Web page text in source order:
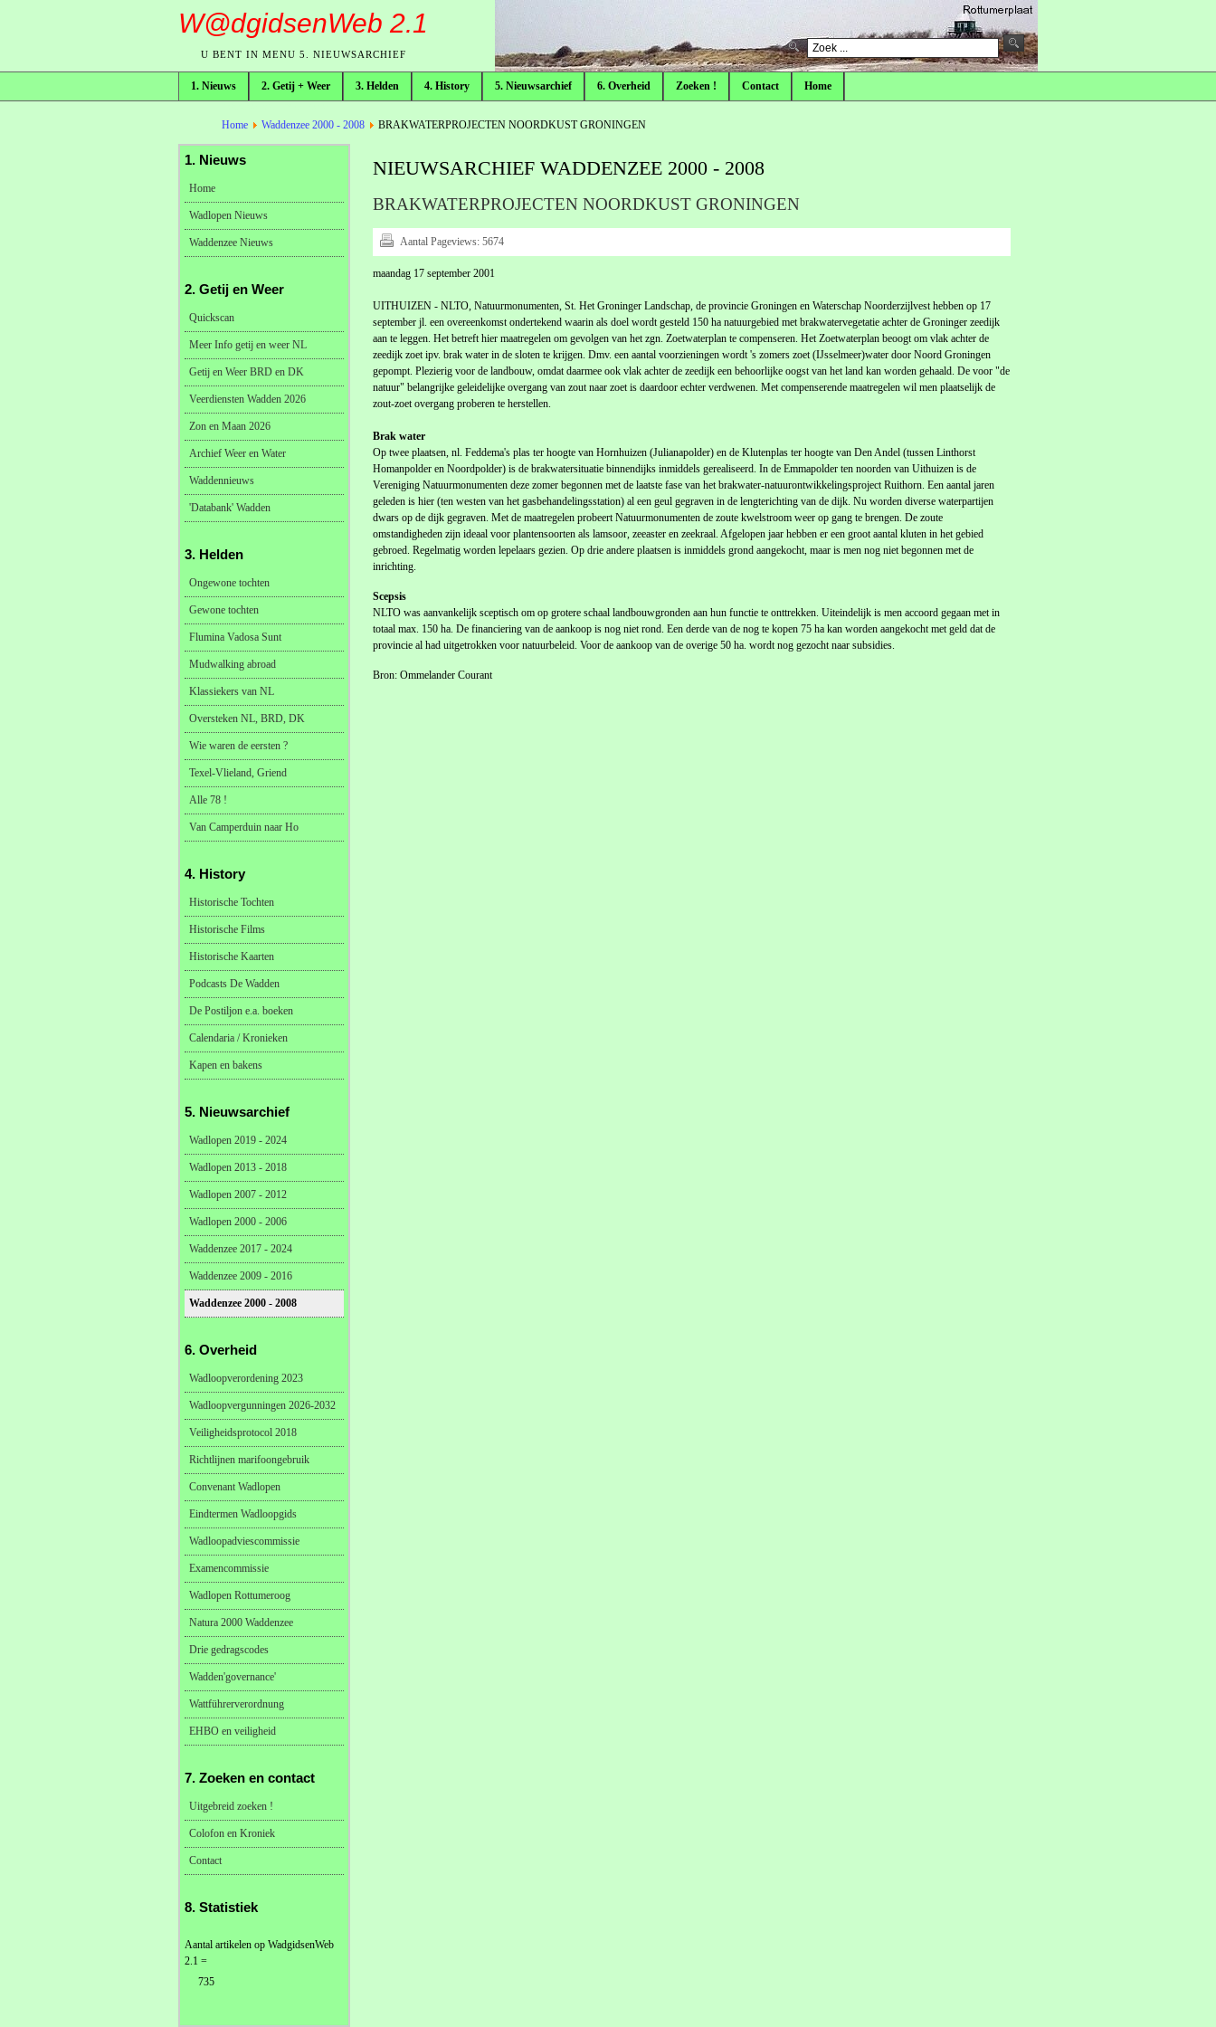
W@dgidsenWeb 2.1
U BENT IN MENU 5. NIEUWSARCHIEF
1. Nieuws 2. Getij + Weer 3. Helden 4. History 5. Nieuwsarchief 6. Overheid Zoeken ! Contact Home
broodkruimelpad
Home Waddenzee 2000 - 2008 BRAKWATERPROJECTEN NOORDKUST GRONINGEN
NIEUWSARCHIEF WADDENZEE 2000 - 2008
BRAKWATERPROJECTEN NOORDKUST GRONINGEN
Aantal Pageviews: 5674
maandag 17 september 2001
UITHUIZEN - NLTO, Natuurmonumenten, St. Het Groninger Landschap, de provincie Groningen en Waterschap Noorderzijlvest hebben op 17
september jl. een overeenkomst ondertekend waarin als doel wordt gesteld 150 ha natuurgebied met brakwatervegetatie achter de Groninger zeedijk
aan te leggen. Het betreft hier maatregelen om gevolgen van het zgn. Zoetwaterplan te compenseren. Het Zoetwaterplan beoogt om vlak achter de
zeedijk zoet ipv. brak water in de sloten te krijgen. Dmv. een aantal voorzieningen wordt 's zomers zoet (IJsselmeer)water door Noord Groningen
gepompt. Plezierig voor de landbouw, omdat daarmee ook vlak achter de zeedijk een behoorlijke oogst van het land kan worden gehaald. De voor "de
natuur" belangrijke geleidelijke overgang van zout naar zoet is daardoor echter verdwenen. Met compenserende maatregelen wil men plaatselijk de
zout-zoet overgang proberen te herstellen.
Brak water
Op twee plaatsen, nl. Feddema's plas ter hoogte van Hornhuizen (Julianapolder) en de Klutenplas ter hoogte van Den Andel (tussen Linthorst
Homanpolder en Noordpolder) is de brakwatersituatie binnendijks inmiddels gerealiseerd. In de Emmapolder ten noorden van Uithuizen is de
Vereniging Natuurmonumenten deze zomer begonnen met de laatste fase van het brakwater-natuurontwikkelingsproject Ruithorn. Een aantal jaren
geleden is hier (ten westen van het gasbehandelingsstation) al een geul gegraven in de lengterichting van de dijk. Nu worden diverse waterpartijen
dwars op de dijk gegraven. Met de maatregelen probeert Natuurmonumenten de zoute kwelstroom weer op gang te brengen. De zoute
omstandigheden zijn ideaal voor plantensoorten als lamsoor, zeeaster en zeekraal. Afgelopen jaar hebben er een groot aantal kluten in het gebied
gebroed. Regelmatig worden lepelaars gezien. Op drie andere plaatsen is inmiddels grond aangekocht, maar is men nog niet begonnen met de
inrichting.
Scepsis
NLTO was aanvankelijk sceptisch om op grotere schaal landbouwgronden aan hun functie te onttrekken. Uiteindelijk is men accoord gegaan met in
totaal max. 150 ha. De financiering van de aankoop is nog niet rond. Een derde van de nog te kopen 75 ha kan worden aangekocht met geld dat de
provincie al had uitgetrokken voor natuurbeleid. Voor de aankoop van de overige 50 ha. wordt nog gezocht naar subsidies.
Bron: Ommelander Courant
1. Nieuws
Home
Wadlopen Nieuws
Waddenzee Nieuws
2. Getij en Weer
Quickscan
Meer Info getij en weer NL
Getij en Weer BRD en DK
Veerdiensten Wadden 2026
Zon en Maan 2026
Archief Weer en Water
Waddennieuws
'Databank' Wadden
3. Helden
Ongewone tochten
Gewone tochten
Flumina Vadosa Sunt
Mudwalking abroad
Klassiekers van NL
Oversteken NL, BRD, DK
Wie waren de eersten ?
Texel-Vlieland, Griend
Alle 78 !
Van Camperduin naar Ho
4. History
Historische Tochten
Historische Films
Historische Kaarten
Podcasts De Wadden
De Postiljon e.a. boeken
Calendaria / Kronieken
Kapen en bakens
5. Nieuwsarchief
Wadlopen 2019 - 2024
Wadlopen 2013 - 2018
Wadlopen 2007 - 2012
Wadlopen 2000 - 2006
Waddenzee 2017 - 2024
Waddenzee 2009 - 2016
Waddenzee 2000 - 2008
6. Overheid
Wadloopverordening 2023
Wadloopvergunningen 2026-2032
Veiligheidsprotocol 2018
Richtlijnen marifoongebruik
Convenant Wadlopen
Eindtermen Wadloopgids
Wadloopadviescommissie
Examencommissie
Wadlopen Rottumeroog
Natura 2000 Waddenzee
Drie gedragscodes
Wadden'governance'
Wattführerverordnung
EHBO en veiligheid
7. Zoeken en contact
Uitgebreid zoeken !
Colofon en Kroniek
Contact
8. Statistiek
Aantal artikelen op WadgidsenWeb
2.1 =
735